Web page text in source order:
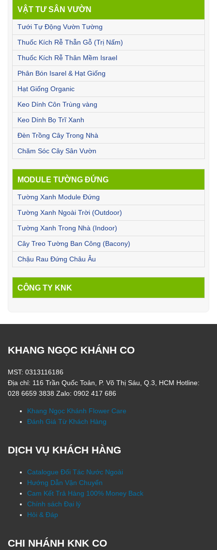
VẬT TƯ SÂN VƯỜN
Tưới Tự Động Vườn Tường
Thuốc Kích Rễ Thẫn Gỗ (Trị Nấm)
Thuốc Kích Rễ Thân Mềm Israel
Phân Bón Isarel & Hạt Giống
Hạt Giống Organic
Keo Dính Côn Trùng vàng
Keo Dính Bọ Trĩ Xanh
Đèn Trồng Cây Trong Nhà
Chăm Sóc Cây Sân Vườn
MODULE TƯỜNG ĐỨNG
Tường Xanh Module Đứng
Tường Xanh Ngoài Trời (Outdoor)
Tường Xanh Trong Nhà (Indoor)
Cây Treo Tường Ban Công (Bacony)
Chậu Rau Đứng Châu Âu
CÔNG TY KNK
KHANG NGỌC KHÁNH CO
MST: 0313116186
Địa chỉ: 116 Trần Quốc Toản, P. Võ Thị Sáu, Q.3, HCM Hotline:
028 6659 3838 Zalo: 0902 417 686
Khang Ngọc Khánh Flower Care
Đánh Giá Từ Khách Hàng
DỊCH VỤ KHÁCH HÀNG
Catalogue Đối Tác Nước Ngoài
Hướng Dẫn Vận Chuyển
Cam Kết Trả Hàng 100% Money Back
Chính sách Đại lý
Hỏi & Đáp
CHI NHÁNH KNK CO